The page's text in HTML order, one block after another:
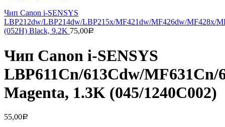
Чип Canon i-SENSYS
LBP212dw/LBP214dw/LBP215x/MF421dw/MF426dw/MF428x/
(052H) Black, 9.2K 75,00Р
Чип Canon i-SENSYS
LBP611Cn/613Cdw/MF631Cn/
Magenta, 1.3K (045/1240C002)
55,00Р